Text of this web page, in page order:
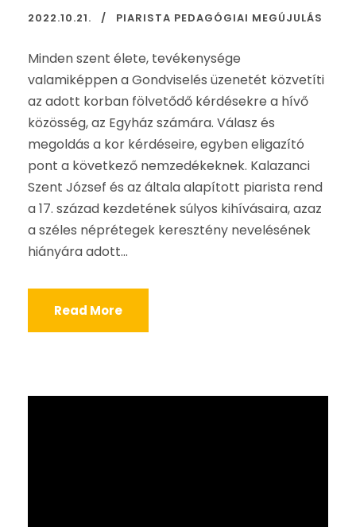
2022.10.21. PIARISTA PEDAGÓGIAI MEGÚJULÁS
Minden szent élete, tevékenysége
valamiképpen a Gondviselés üzenetét közvetíti
az adott korban fölvetődő kérdésekre a hívő
közösség, az Egyház számára. Válasz és
megoldás a kor kérdéseire, egyben eligazító
pont a következő nemzedékeknek. Kalazanci
Szent József és az általa alapított piarista rend
a 17. század kezdetének súlyos kihívásaira, azaz
a széles néprétegek keresztény nevelésének
hiányára adott...
Read More